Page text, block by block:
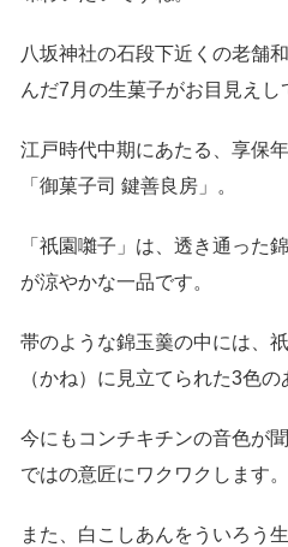
八坂神社の石段下近くの老舗
んだ7月の生菓子がお目見えし
江戸時代中期にあたる、享保
「御菓子司 鍵善良房」。
「祇園囃子」は、透き通った
が涼やかな一品です。
帯のような錦玉羹の中には、
（かね）に見立てられた3色の
今にもコンチキチンの音色が
ではの意匠にワクワクします。
また、白こしあんをういろう